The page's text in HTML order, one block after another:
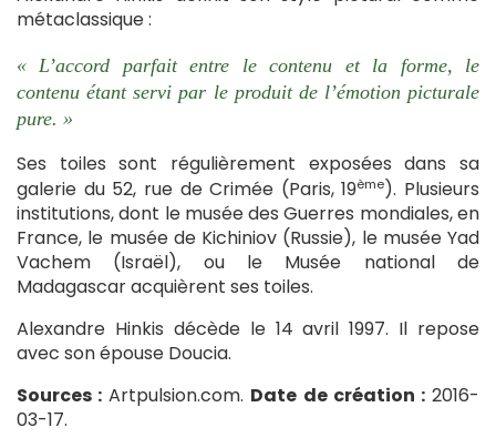
métaclassique :
« L’accord parfait entre le contenu et la forme, le
contenu étant servi par le produit de l’émotion picturale
pure. »
Ses toiles sont régulièrement exposées dans sa
galerie du 52, rue de Crimée (Paris, 19ème). Plusieurs
institutions, dont le musée des Guerres mondiales, en
France, le musée de Kichiniov (Russie), le musée Yad
Vachem (Israël), ou le Musée national de
Madagascar acquièrent ses toiles.
Alexandre Hinkis décède le 14 avril 1997. Il repose
avec son épouse Doucia.
Sources : Artpulsion.com. Date de création :2016-
03-17.